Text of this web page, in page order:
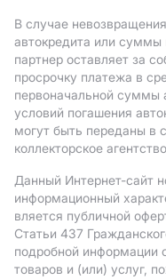
В случае
автокредита или суммы
партнер оставляет за
просрочку платежа в
первоначальной суммы
условий погашения
могут быть переданы в
коллекторское
Данный Интернет-сайт
информационный
вляется публичной
Статьи 437
подробной информации
товаров и (или) услуг,